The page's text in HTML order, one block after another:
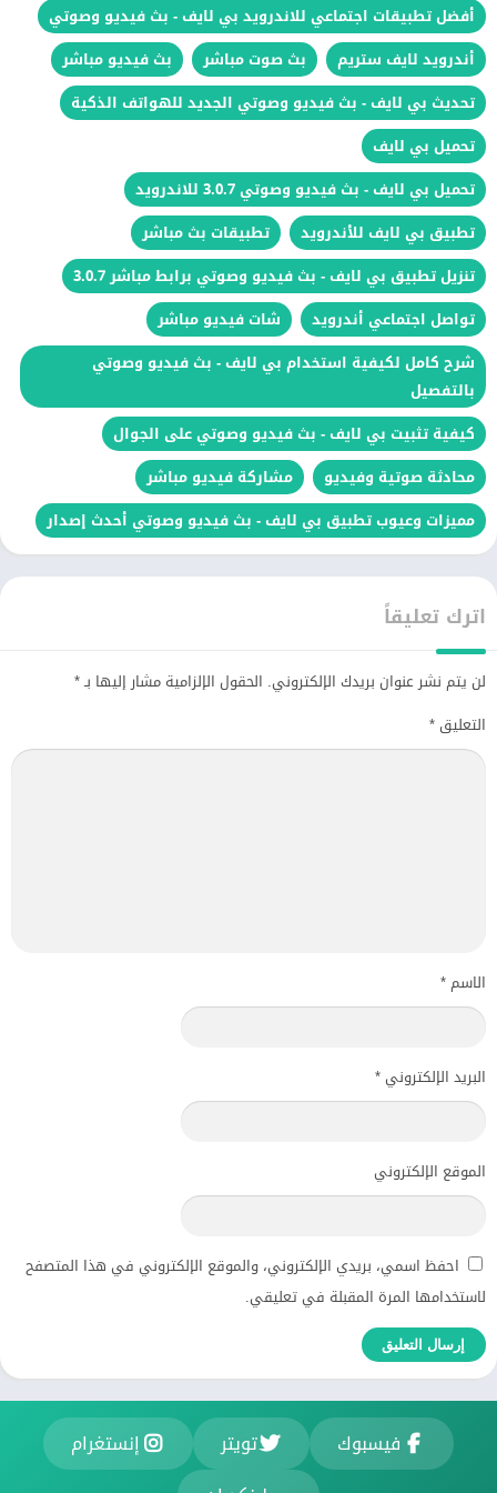
أفضل تطبيقات اجتماعي للاندرويد بي لايف - بث فيديو وصوتي
أندرويد لايف ستريم
بث صوت مباشر
بث فيديو مباشر
تحديث بي لايف - بث فيديو وصوتي الجديد للهواتف الذكية
تحميل بي لايف
تحميل بي لايف - بث فيديو وصوتي 3.0.7 للاندرويد
تطبيق بي لايف للأندرويد
تطبيقات بث مباشر
تنزيل تطبيق بي لايف - بث فيديو وصوتي برابط مباشر 3.0.7
تواصل اجتماعي أندرويد
شات فيديو مباشر
شرح كامل لكيفية استخدام بي لايف - بث فيديو وصوتي
بالتفصيل
كيفية تثبيت بي لايف - بث فيديو وصوتي على الجوال
محادثة صوتية وفيديو
مشاركة فيديو مباشر
مميزات وعيوب تطبيق بي لايف - بث فيديو وصوتي أحدث إصدار
اترك تعليقاً
لن يتم نشر عنوان بريدك الإلكتروني. الحقول الإلزامية مشار إليها بـ*
التعليق *
الاسم*
البريد الإلكتروني *
الموقع الإلكتروني
احفظ اسمي، بريدي الإلكتروني، والموقع الإلكتروني في هذا المتصفح
لاستخدامها المرة المقبلة في تعليقي.
فيسبوك تويتر
إنستغرام